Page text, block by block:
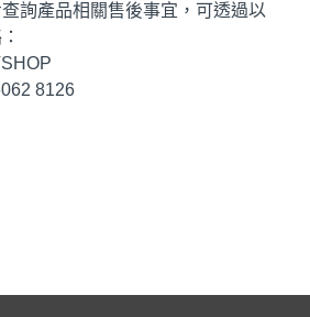
詢產品相關售後事宜，可透過以
8126